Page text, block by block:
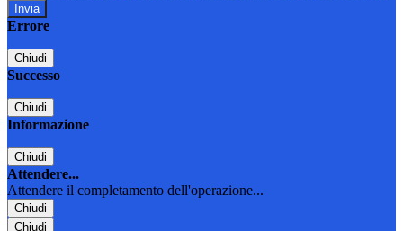
Errore
Chiudi
Successo
Chiudi
Informazione
Chiudi
Attendere...
Attendere il completamento dell'operazione...
Chiudi
Chiudi